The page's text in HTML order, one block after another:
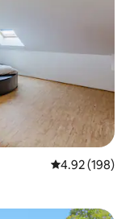
從 198 則評價
4.92 (198)